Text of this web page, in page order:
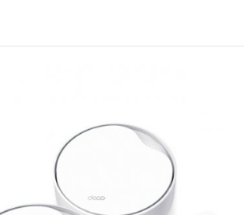
СВЯЗИ